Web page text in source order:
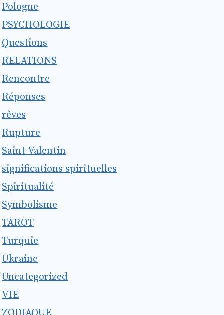
Pologne
PSYCHOLOGIE
Questions
RELATIONS
Rencontre
Réponses
rêves
Rupture
Saint-Valentin
significations spirituelles
Spiritualité
Symbolisme
TAROT
Turquie
Ukraine
Uncategorized
VIE